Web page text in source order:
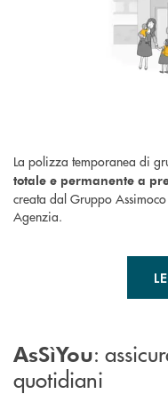
La polizza temporanea di
totale e permanente a
creata dal Gruppo
Agenzia.
AsSìYou:
quotidiani